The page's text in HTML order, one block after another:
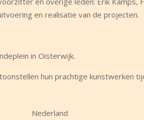
en realisatie van de projecten.
in Oisterwijk.
hun prachtige kunstwerken
Nederland